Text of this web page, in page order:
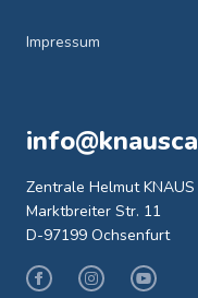
Impressum
Zentrale Helmut KNAUS
Marktbreiter Str. 11
D-97199 Ochsenfurt
FacebookInstagramYoutube